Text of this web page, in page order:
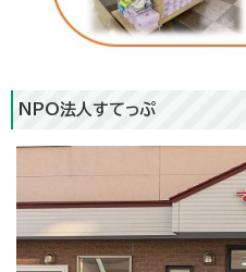
NPO法人すてっぷ